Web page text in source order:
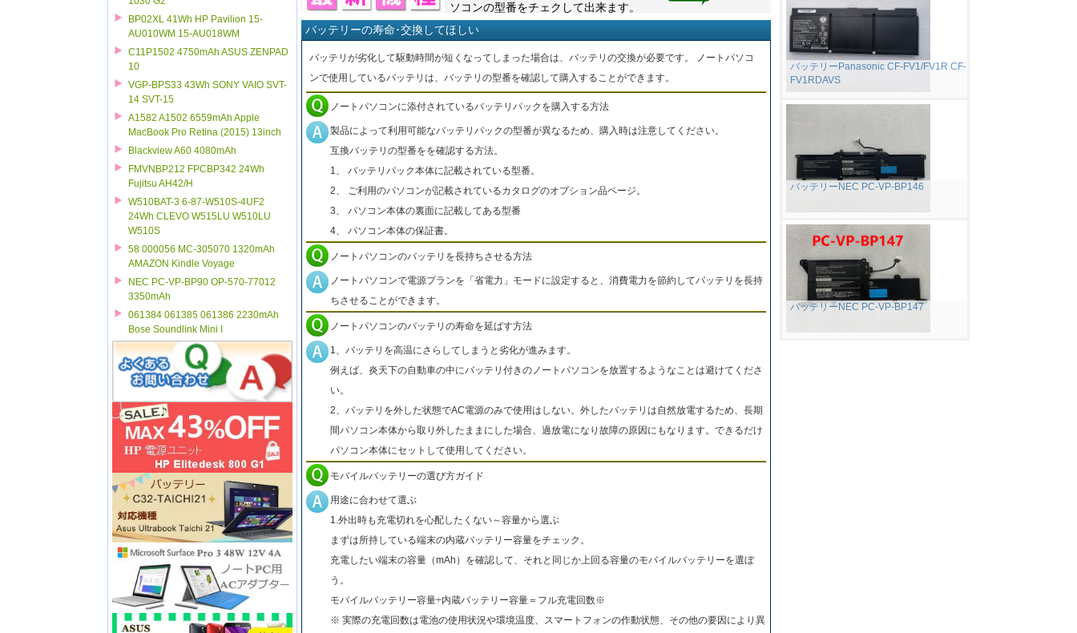
BP02XL 41Wh HP Pavilion 15-
AU010WM 15-AU018WM
C11P1502 4750mAh ASUS ZENPAD
10
VGP-BPS33 43Wh SONY VAIO SVT-
14 SVT-15
A1582 A1502 6559mAh Apple
MacBook Pro Retina (2015) 13inch
Blackview A60 4080mAh
FMVNBP212 FPCBP342 24Wh
Fujitsu AH42/H
W510BAT-3 6-87-W510S-4UF2
24Wh CLEVO W515LU W510LU
W510S
58 000056 MC-305070 1320mAh
AMAZON Kindle Voyage
NEC PC-VP-BP90 OP-570-77012
3350mAh
061384 061385 061386 2230mAh
Bose Soundlink Mini I
ソコンの型番をチェクして出来ます。
バッテリーの寿命･交換してほしい
バッテリが劣化して駆動時間が短くなってしまった場合は、バッテリの交換が必要です。 ノートパソコ
ンで使用しているバッテリは、バッテリの型番を確認して購入することができます。
ノートパソコンに添付されているバッテリパックを購入する方法
製品によって利用可能なバッテリパックの型番が異なるため、購入時は注意してください。
互換バッテリの型番をを確認する方法。
1、 バッテリパック本体に記載されている型番。
2、 ご利用のパソコンが記載されているカタログのオプション品ページ。
3、 パソコン本体の裏面に記載してある型番
4、 パソコン本体の保証書。
ノートパソコンのバッテリを長持ちさせる方法
ノートパソコンで電源プランを「省電力」モードに設定すると、消費電力を節約してバッテリを長持
ちさせることができます。
ノートパソコンのバッテリの寿命を延ばす方法
1、バッテリを高温にさらしてしまうと劣化が進みます。
例えば、炎天下の自動車の中にバッテリ付きのノートパソコンを放置するようなことは避けてくださ
い。
2、バッテリを外した状態でAC電源のみで使用はしない。外したバッテリは自然放電するため、長期
間パソコン本体から取り外したままにした場合、過放電になり故障の原因にもなります。できるだけ
パソコン本体にセットして使用してください。
モバイルバッテリーの選び方ガイド
用途に合わせて選ぶ
1.外出時も充電切れを心配したくない～容量から選ぶ
まずは所持している端末の内蔵バッテリー容量をチェック。
充電したい端末の容量（mAh）を確認して、それと同じか上回る容量のモバイルバッテリーを選ぼ
う。
モバイルバッテリー容量÷内蔵バッテリー容量＝フル充電回数※
※ 実際の充電回数は電池の使用状況や環境温度、スマートフォンの作動状態、その他の要因により異
バッテリーPanasonic CF-FV1/FV1R CF-
FV1RDAVS
バッテリーNEC PC-VP-BP146
バッテリーNEC PC-VP-BP147